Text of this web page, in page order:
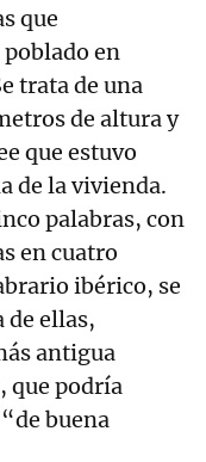
que
en
trata de una
de altura y
que estuvo
de la vivienda.
palabras, con
en cuatro
ibérico, se
ellas,
antigua
que podría
buena